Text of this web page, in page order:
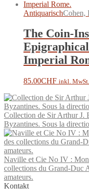
AntiquarischCohen,
The Coin-
Imperial
85.00CHF inkl. MwSt.
Collection de Sir Arthur J.
Byzantines. Sous la
Naville et Cie No IV :
collections du Grand-Duc
amateurs.
Kontakt